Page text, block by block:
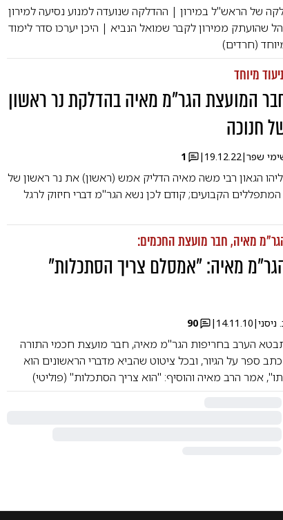
של הראש"ל במירון | ההדלקה שנועדה למנוע נסיעה למירון
שהועתק ממירון לקבר שמואל הנביא | היכן יערכו סדר לימוד
(חרדים)
מיוחד
המועצת הגר"מ מאיה בהדלקת נר ראשון
חנוכה
שפר|
19.12.22
|
1
הגאון רבי משה מאיה הדליק אמש (ראשון) את נר ראשון של
הקבועים; קודם לכן נשא הגר"מ דברי חיזוק לרגל
מאיה, חבר מועצת החכמים:
מאיה: "אמסלם צריך הסתכלות"
ניסני|
14.11.10
|
90
הערב בחריפות הגר"מ מאיה, חבר מועצת חכמי התורה
ספר על הגיור, ובכל ציטוט שהביא מדברי הראשונים הוא
אמר הרב מאיה והוסיף: "הוא צריך הסתכלות" (פוליטי)